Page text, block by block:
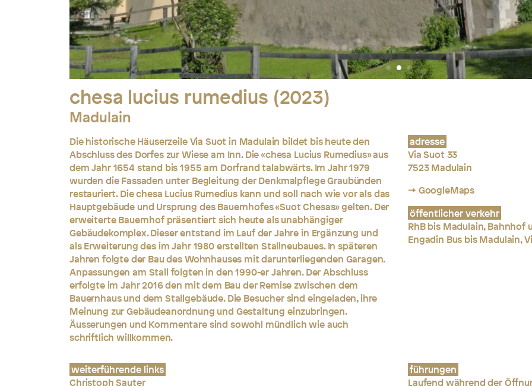
chesa lucius rumedius (2023)
Madulain
Die historische Häuserzeile Via Suot in Madulain bildet bis heute den
Abschluss des Dorfes zur Wiese am Inn. Die «chesa Lucius Rumedius» aus
dem Jahr 1654 stand bis 1955 am Dorfrand talabwärts. Im Jahr 1979
wurden die Fassaden unter Begleitung der Denkmalpflege Graubünden
restauriert. Die chesa Lucius Rumedius kann und soll nach wie vor als das
Hauptgebäude und Ursprung des Bauernhofes «Suot Chesas» gelten. Der
erweiterte Bauernhof präsentiert sich heute als unabhängiger
Gebäudekomplex. Dieser entstand im Lauf der Jahre in Ergänzung und
als Erweiterung des im Jahr 1980 erstellten Stallneubaues. In späteren
Jahren folgte der Bau des Wohnhauses mit darunterliegenden Garagen.
Anpassungen am Stall folgten in den 1990-er Jahren. Der Abschluss
erfolgte im Jahr 2016 den mit dem Bau der Remise zwischen dem
Bauernhaus und dem Stallgebäude. Die Besucher sind eingeladen, ihre
Meinung zur Gebäudeanordnung und Gestaltung einzubringen.
Äusserungen und Kommentare sind sowohl mündlich wie auch
schriftlich willkommen.
adresse
Via Suot 33
7523 Madulain
→ GoogleMaps
öffentlicher verkehr
RhB bis Madulain, Bahnhof
Engadin Bus bis Madulain,
führungen
Laufend während der
weiterführende links
Christoph Sauter